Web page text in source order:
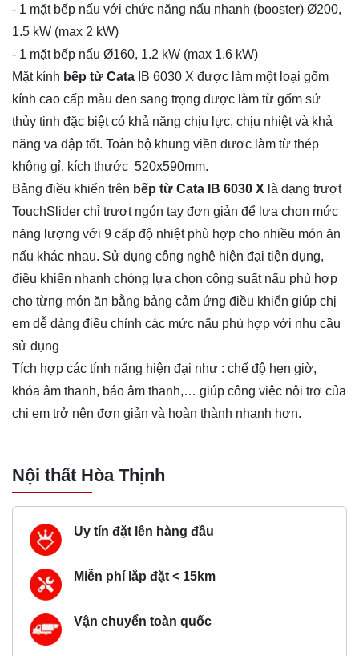
- 1 mặt bếp nấu với chức năng nấu nhanh (booster) Ø200,
1.5 kW (max 2 kW)
- 1 mặt bếp nấu Ø160, 1.2 kW (max 1.6 kW)
Mặt kính bếp từ Cata IB 6030 X được làm một loại gốm
kính cao cấp màu đen sang trọng được làm từ gốm sứ
thủy tinh đặc biệt có khả năng chịu lực, chịu nhiệt và khả
năng va đập tốt. Toàn bộ khung viền được làm từ thép
không gỉ, kích thước 520x590mm.
Bảng điều khiển trên bếp từ Cata IB 6030 X là dạng trượt
TouchSlider chỉ trượt ngón tay đơn giản để lựa chọn mức
năng lượng với 9 cấp độ nhiệt phù hợp cho nhiều món ăn
nấu khác nhau. Sử dụng công nghệ hiện đại tiện dụng,
điều khiển nhanh chóng lựa chọn công suất nấu phù hợp
cho từng món ăn bằng bảng cảm ứng điều khiển giúp chị
em dễ dàng điều chỉnh các mức nấu phù hợp với nhu cầu
sử dụng
Tích hợp các tính năng hiện đại như : chế độ hẹn giờ,
khóa âm thanh, báo âm thanh,… giúp công việc nội trợ của
chị em trở nên đơn giản và hoàn thành nhanh hơn.
Nội thất Hòa Thịnh
Uy tín đặt lên hàng đầu
Miễn phí lắp đặt < 15km
Vận chuyển toàn quốc